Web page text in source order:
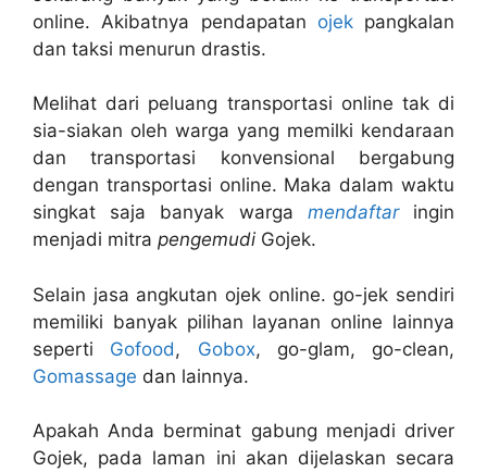
online. Akibatnya pendapatan ojekpangkalan
dan taksi menurun drastis.
Melihat dari peluang transportasi online tak di
sia-siakan oleh warga yang memilki kendaraan
dan transportasi konvensional bergabung
dengan transportasi online. Maka dalam waktu
singkat saja banyak warga mendaftaringin
menjadi mitra pengemudi Gojek.
Selain jasa angkutan ojek online. go-jek sendiri
memiliki banyak pilihan layanan online lainnya
seperti Gofood, Gobox, go-glam, go-clean,
Gomassage dan lainnya.
Apakah Anda berminat gabung menjadi driver
Gojek, pada laman ini akan dijelaskan secara